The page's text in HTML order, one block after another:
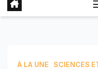
À LA UNE
SCIENCES